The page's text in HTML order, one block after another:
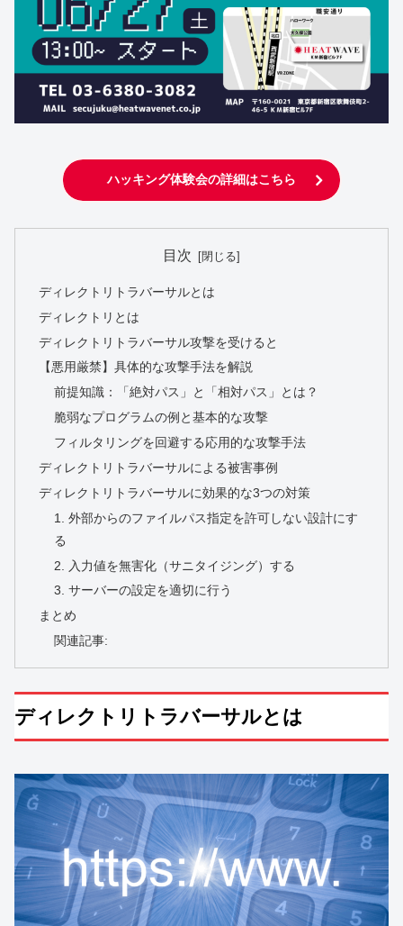
ハッキング体験会の詳細はこちら
目次
ディレクトリトラバーサルとは
ディレクトリとは
ディレクトリトラバーサル攻撃を受けると
【悪用厳禁】具体的な攻撃手法を解説
前提知識：「絶対パス」と「相対パス」とは？
脆弱なプログラムの例と基本的な攻撃
フィルタリングを回避する応用的な攻撃手法
ディレクトリトラバーサルによる被害事例
ディレクトリトラバーサルに効果的な3つの対策
1. 外部からのファイルパス指定を許可しない設計にす
る
2. 入力値を無害化（サニタイジング）する
3. サーバーの設定を適切に行う
まとめ
関連記事:
ディレクトリトラバーサルとは